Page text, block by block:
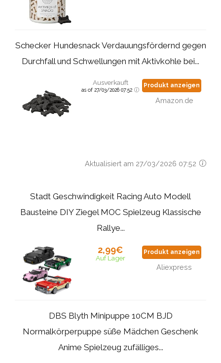
Schecker Hundesnack Verdauungsfördernd gegen
Durchfall und Schwellungen mit Aktivkohle bei...
Ausverkauft
as of 27/03/2026 07:52
Produkt anzeigen
Amazon.de
Aktualisiert am 27/03/2026 07:52
Stadt Geschwindigkeit Racing Auto Modell
Bausteine DIY Ziegel MOC Spielzeug Klassische
Rallye...
2,99€
Auf Lager
Produkt anzeigen
Aliexpress
DBS Blyth Minipuppe 10CM BJD
Normalkörperpuppe süße Mädchen Geschenk
Anime Spielzeug zufälliges...